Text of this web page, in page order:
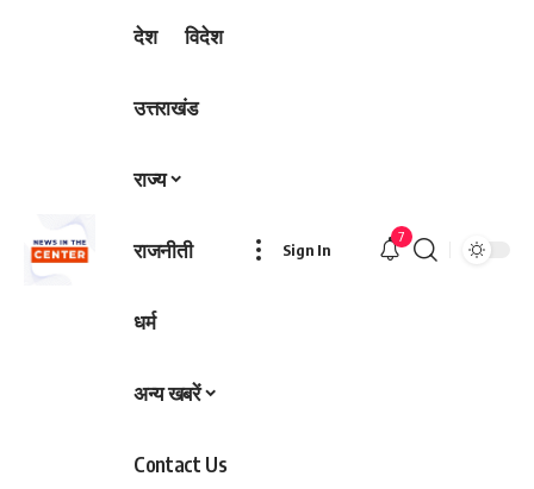
देश विदेश
उत्तराखंड
राज्य
राजनीती
धर्म
अन्य खबरें
Contact Us
Sign In
7